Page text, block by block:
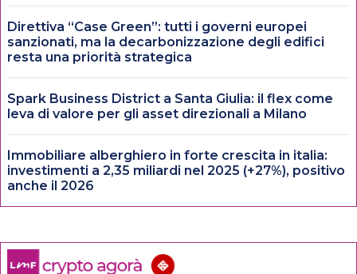
Direttiva “Case Green”: tutti i governi europei
sanzionati, ma la decarbonizzazione degli edifici
resta una priorità strategica
Spark Business District a Santa Giulia: il flex come
leva di valore per gli asset direzionali a Milano
Immobiliare alberghiero in forte crescita in italia:
investimenti a 2,35 miliardi nel 2025 (+27%), positivo
anche il 2026